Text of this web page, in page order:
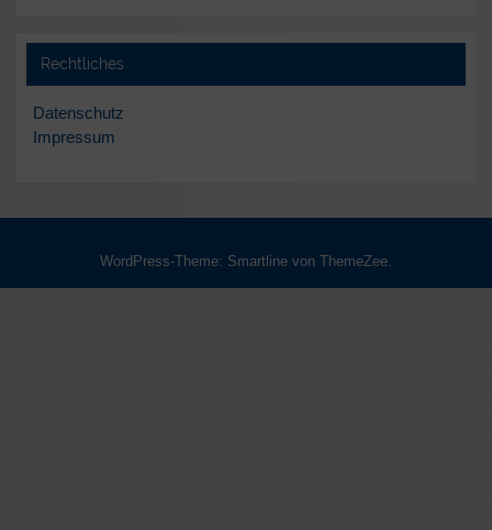
Rechtliches
Datenschutz
Impressum
WordPress-Theme: Smartline von ThemeZee.